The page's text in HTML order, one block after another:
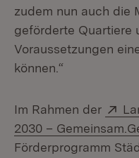
zudem nun auch die
geförderte Quartiere
Voraussetzungen
können.“
Im Rahmen der
2030 –
Förderprogramm